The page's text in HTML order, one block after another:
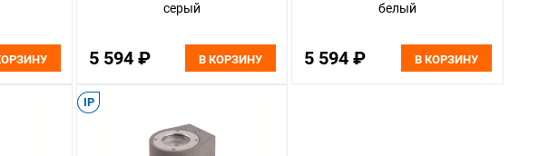
серый
5 594 ₽ В КОРЗИНУ
белый
5 594 ₽ В КОРЗИНУ
IP